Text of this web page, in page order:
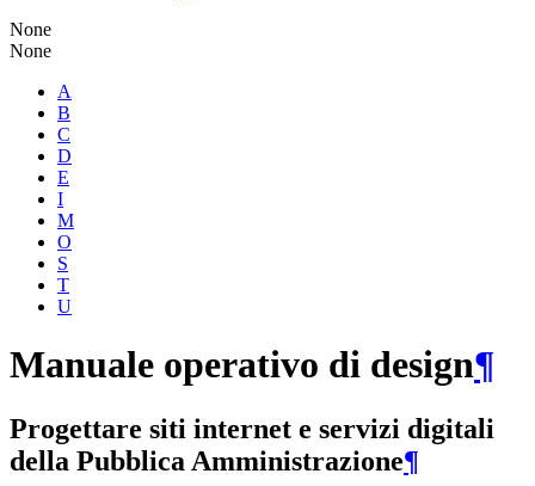
None
None
A
B
C
D
E
I
M
O
S
T
U
Manuale operativo di design¶
Progettare siti internet e servizi digitali
della Pubblica Amministrazione¶